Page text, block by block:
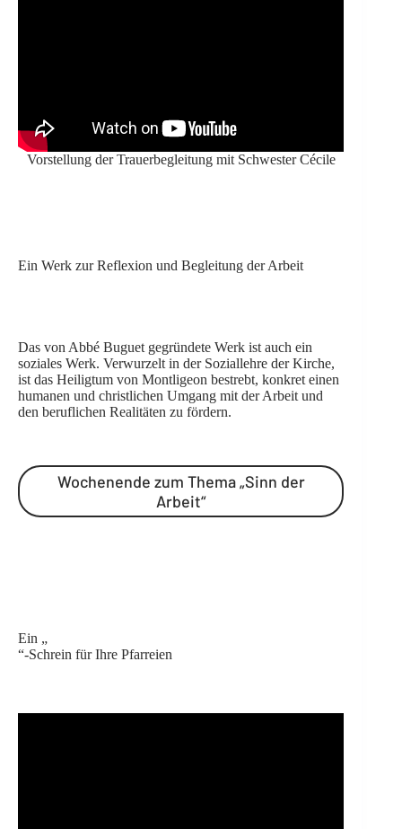
Vorstellung der Trauerbegleitung mit Schwester Cécile
Ein Werk zur Reflexion und Begleitung der Arbeit
Das von Abbé Buguet gegründete Werk ist auch ein
soziales Werk. Verwurzelt in der Soziallehre der Kirche,
ist das Heiligtum von Montligeon bestrebt, konkret einen
humanen und christlichen Umgang mit der Arbeit und
den beruflichen Realitäten zu fördern.
Wochenende zum Thema „Sinn der
Arbeit“
Ein „
“-Schrein für Ihre Pfarreien